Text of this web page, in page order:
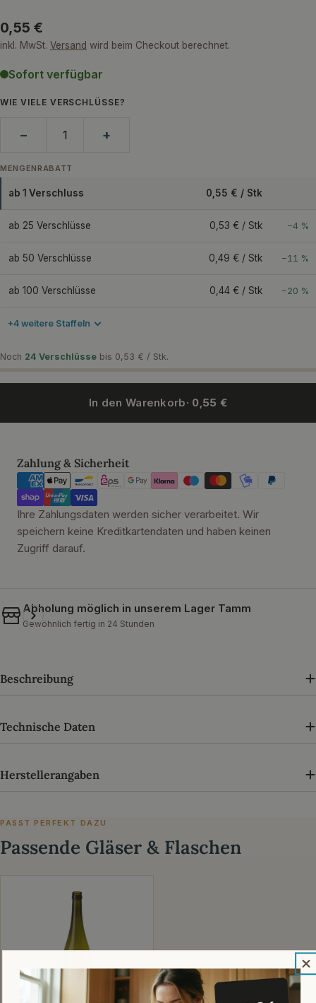
Regulärer
Preis
0,55 €
inkl. MwSt. Versand wird beim Checkout berechnet.
Sofort verfügbar
WIE VIELE VERSCHLÜSSE?
− +
MENGENRABATT
ab 1 Verschluss 0,55 € / Stk
ab 25 Verschlüsse 0,53 € / Stk −4 %
ab 50 Verschlüsse 0,49 € / Stk −11 %
ab 100 Verschlüsse 0,44 € / Stk −20 %
+4 weitere Staffeln
Noch 24 Verschlüsse bis 0,53 € / Stk.
In den Warenkorb· 0,55 €
Zahlung & Sicherheit
Zahlungsmethoden
Ihre Zahlungsdaten werden sicher verarbeitet. Wir
speichern keine Kreditkartendaten und haben keinen
Zugriff darauf.
Abholung möglich in unserem Lager Tamm
Gewöhnlich fertig in 24 Stunden
Beschreibung
Technische Daten
Herstellerangaben
PASST PERFEKT DAZU
Passende Gläser & Flaschen